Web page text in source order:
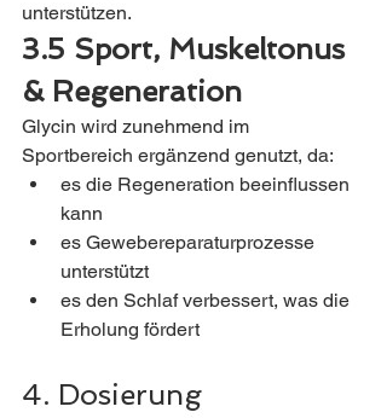
unterstützen.
3.5 Sport, Muskeltonus
& Regeneration
Glycin wird zunehmend im
Sportbereich ergänzend genutzt, da:
es die Regeneration beeinflussen
kann
es Gewebereparaturprozesse
unterstützt
es den Schlaf verbessert, was die
Erholung fördert
4. Dosierung